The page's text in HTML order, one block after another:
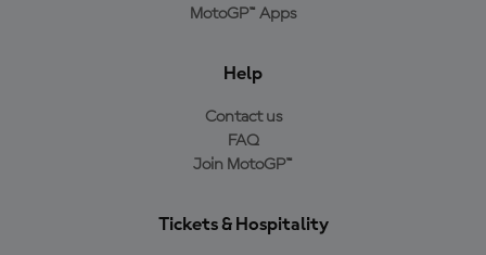
MotoGP™ Apps
Help
Contact us
FAQ
Join MotoGP™
Tickets & Hospitality